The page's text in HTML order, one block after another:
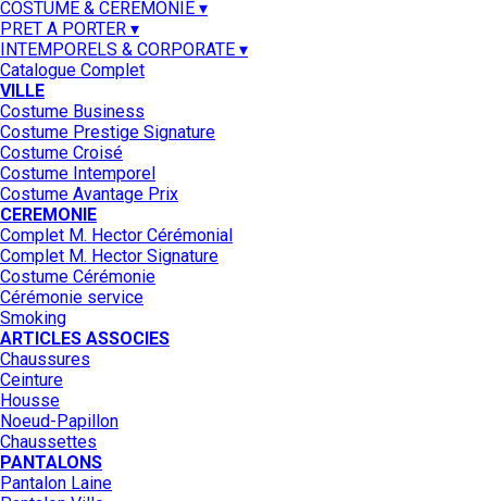
COSTUME & CEREMONIE ▾
PRET A PORTER ▾
INTEMPORELS & CORPORATE ▾
Catalogue Complet
VILLE
Costume Business
Costume Prestige Signature
Costume Croisé
Costume Intemporel
Costume Avantage Prix
CEREMONIE
Complet M. Hector Cérémonial
Complet M. Hector Signature
Costume Cérémonie
Cérémonie service
Smoking
ARTICLES ASSOCIES
Chaussures
Ceinture
Housse
Noeud-Papillon
Chaussettes
PANTALONS
Pantalon Laine